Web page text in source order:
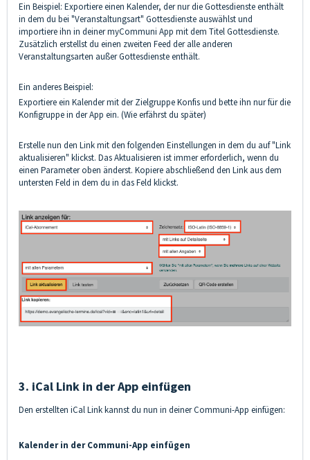
Ein Beispiel: Exportiere einen Kalender, der nur die Gottesdienste enthält
in dem du bei "Veranstaltungsart" Gottesdienste auswählst und
importiere ihn in deiner myCommuni App mit dem Titel Gottesdienste.
Zusätzlich erstellst du einen zweiten Feed der alle anderen
Veranstaltungsarten außer Gottesdienste enthält.
Ein anderes Beispiel:
Exportiere ein Kalender mit der Zielgruppe Konfis und bette ihn nur für die
Konfigruppe in der App ein. (Wie erfährst du später)
Erstelle nun den Link mit den folgenden Einstellungen in dem du auf "Link
aktualisieren" klickst. Das Aktualisieren ist immer erforderlich, wenn du
einen Parameter oben änderst. Kopiere abschließend den Link aus dem
untersten Feld in dem du in das Feld klickst.
3. iCal Link in der App einfügen
Den erstellten iCal Link kannst du nun in deiner Communi-App einfügen:
Kalender in der Communi-App einfügen